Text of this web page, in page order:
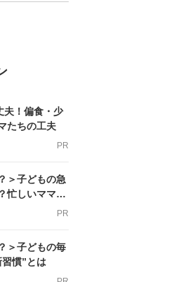
夫！偏食・少
たちの工夫
PR
＞子どもの急
忙しいママを
PR
＞子どもの毎
慣”とは